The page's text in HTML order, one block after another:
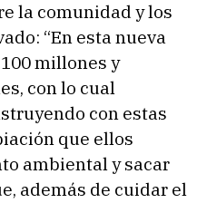
la comunidad y los
“En esta nueva
millones y
con lo cual
con estas
que ellos
ambiental y sacar
además de cuidar el